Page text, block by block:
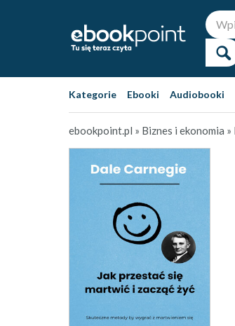
Kategorie Ebooki Audiobooki
ebookpoint.pl » Biznes i ekonomia »